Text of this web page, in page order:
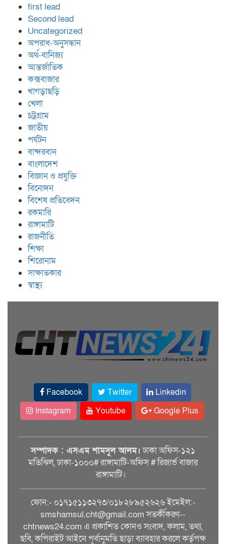
first lead
Second lead
Uncategorized
অপরাধ-অনুসন্ধান
অর্থ-বানিজ্য
আন্তর্জাতিক
কক্সবাজার
খাগড়াছড়ি
খেলা
চট্রগ্রাম
জাতীয়
পর্যটন
বান্দরবান
বাংলাদেশ
বিজ্ঞান ও প্রযুক্তি
বিনোদন
বিশেষ প্রতিবেদন
রকমারি
রাঙ্গামাটি
রাজনীতি
শিক্ষা
শিরোনাম
সাক্ষাতকার
স্বাস্থ্য
Facebook Twitter
Linkedin
Instagram
Youtube Google Plus
সম্পাদক : এসএম শামসুল আলম। ঢাকা অফিস-১২১
মতিঝিল, ঢাকা-১০০০# রাঙ্গামাটি-অফিস # রিজার্ভ বাজার
রাঙ্গামাটি।
ফোন:- ০১৭১৫১১৩২৭৩/০১৮২৮৯৫২৬২৬ ইমেইল:-
smshamsul.cht@gmail.com সতর্কীকরণ--
chtnews24.com এ প্রকাশিত কোনও সংবাদ, কলাম, তথ্য,
ছবি, কপিরাইট আইনে পূর্বানুমতি ছাড়া ব্যাবহার করলে কর্তৃপক্ষ